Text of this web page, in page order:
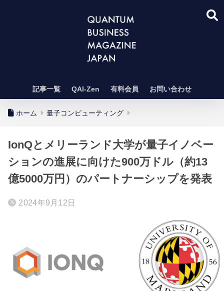
記事一覧 QAI-Zen 有料会員 お問い合わせ
ホーム 量子コンピューティング
IonQとメリーランド大学が量子イノベー
ションの進展に向けた900万ドル（約13
億5000万円）のパートナーシップを発表
2024年9月12日